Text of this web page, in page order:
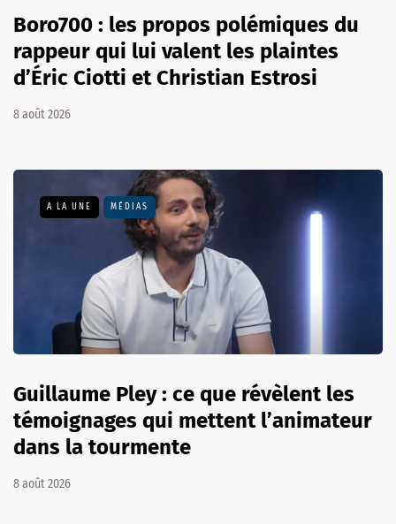
Boro700 : les propos polémiques du
rappeur qui lui valent les plaintes
d’Éric Ciotti et Christian Estrosi
8 août 2026
A LA UNE MÉDIAS
Guillaume Pley : ce que révèlent les
témoignages qui mettent l’animateur
dans la tourmente
8 août 2026